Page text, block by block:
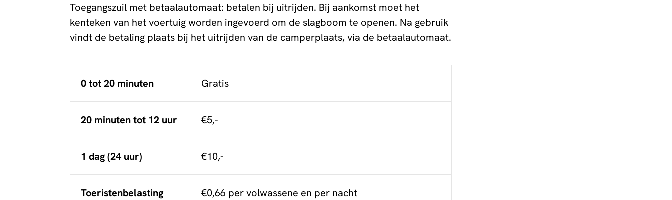
Toegangszuil met betaalautomaat: betalen bij uitrijden. Bij aankomst moet het
kenteken van het voertuig worden ingevoerd om de slagboom te openen. Na gebruik
vindt de betaling plaats bij het uitrijden van de camperplaats, via de betaalautomaat.
0 tot 20 minuten Gratis
20 minuten tot 12 uur €5,-
1 dag (24 uur) €10,-
Toeristenbelasting €0,66 per volwassene en per nacht